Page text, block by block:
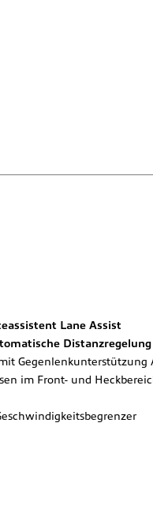
Lane Assist
Distanzregelung
Gegenlenkunterstützung
im Front- und